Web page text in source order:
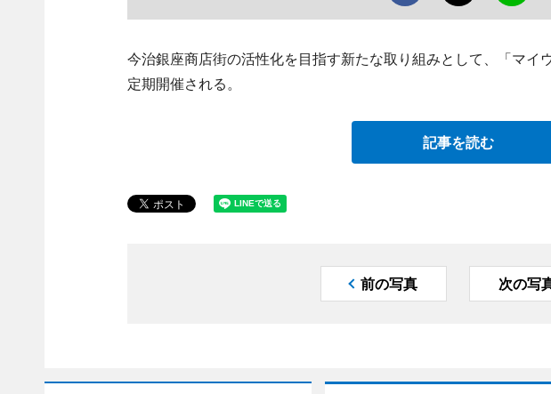
今治銀座商店街の活性化を目指す新たな取り組みとして、「マイ
定期開催される。
記事を読む
前の写真 次の写